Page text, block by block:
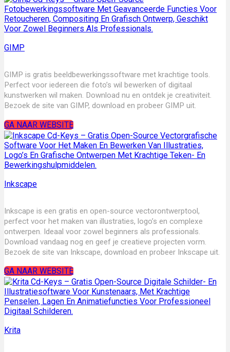
GIMP
GIMP is gratis beeldbewerkingssoftware met krachtige tools.
Perfect voor iedereen die foto’s wil bewerken of digitaal
kunstwerken wil maken. Download nu en ontdek je creativiteit.
Bezoek de site van GIMP, download en probeer GIMP uit.
GA NAAR WEBSITE
Inkscape
Inkscape is een gratis en open-source vectorontwerptool,
perfect voor het maken van illustraties, logo’s en complexe
ontwerpen. Ideaal voor zowel beginners als professionals.
Download vandaag nog en geef je creatieve projecten vorm.
Bezoek de site van Inkscape, download en probeer Inkscape uit.
GA NAAR WEBSITE
Krita